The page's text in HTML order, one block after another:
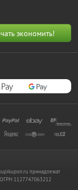
принадлежат
1127747063212